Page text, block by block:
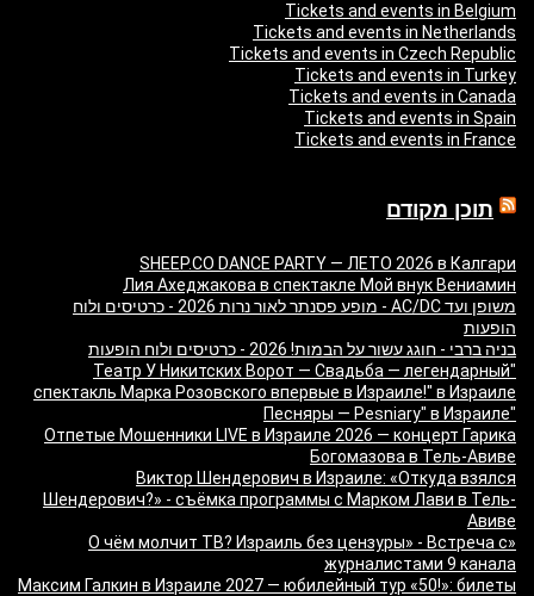
Tickets and events in Belgium
Tickets and events in Netherlands
Tickets and events in Czech Republic
Tickets and events in Turkey
Tickets and events in Canada
Tickets and events in Spain
Tickets and events in France
תוכן מקודם
SHEEP.CO DANCE PARTY — ЛЕТО 2026 в Калгари
Лия Ахеджакова в спектакле Мой внук Вениамин
משופן ועד AC/DC - מופע פסנתר לאור נרות 2026 - כרטיסים ולוח
הופעות
בניה ברבי - חוגג עשור על הבמות! 2026 - כרטיסים ולוח הופעות
"Театр У Никитских Ворот — Свадьба — легендарный
спектакль Марка Розовского впервые в Израиле!" в Израиле
"Песняры — Pesniary" в Израиле
Отпетые Мошенники LIVE в Израиле 2026 — концерт Гарика
Богомазова в Тель-Авиве
Виктор Шендерович в Израиле: «Откуда взялся
Шендерович?» - съёмка программы с Марком Лави в Тель-
Авиве
«О чём молчит ТВ? Израиль без цензуры» - Встреча с
журналистами 9 канала
Максим Галкин в Израиле 2027 — юбилейный тур «50!»: билеты